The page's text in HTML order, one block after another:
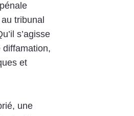
tribunal
s’agisse
diffamation,
et
une